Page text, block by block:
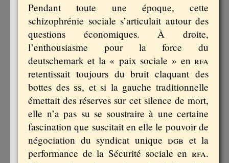
Pendant toute une époque, cette
schizophrénie sociale s’articulait autour des
questions économiques. À droite,
l’enthousiasme pour la force du
deutschemark et la « paix sociale » en rfa
retentissait toujours du bruit claquant des
bottes desss, et si la gauche traditionnelle
émettait des réserves sur cet silence de mort,
elle n’a pas su se soustraire à une certaine
fascination que suscitait en elle le pouvoir de
négociation du syndicat unique dgb et la
performance de la Sécurité sociale en rfa.